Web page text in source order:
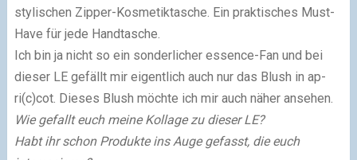
stylischen Zipper-Kosmetiktasche. Ein praktisches Must-
Have für jede Handtasche.
Ich bin ja nicht so ein sonderlicher essence-Fan und bei
dieser LE gefällt mir eigentlich auch nur das Blush in ap-
ri(c)cot. Dieses Blush möchte ich mir auch näher ansehen.
Wie gefallt euch meine Kollage zu dieser LE?
Habt ihr schon Produkte ins Auge gefasst, die euch